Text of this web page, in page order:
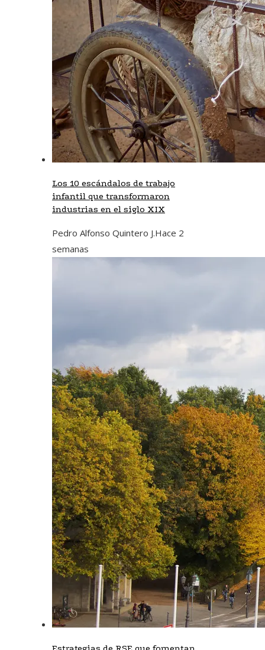
Los 10 escándalos de trabajo
infantil que transformaron
industrias en el siglo XIX
Pedro Alfonso Quintero J.Hace 2
semanas